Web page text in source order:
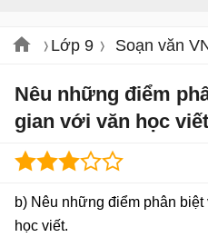
Lớp 9 Soạn văn
Nêu những điểm
gian với văn học
b) Nêu những điểm phân
học viết.